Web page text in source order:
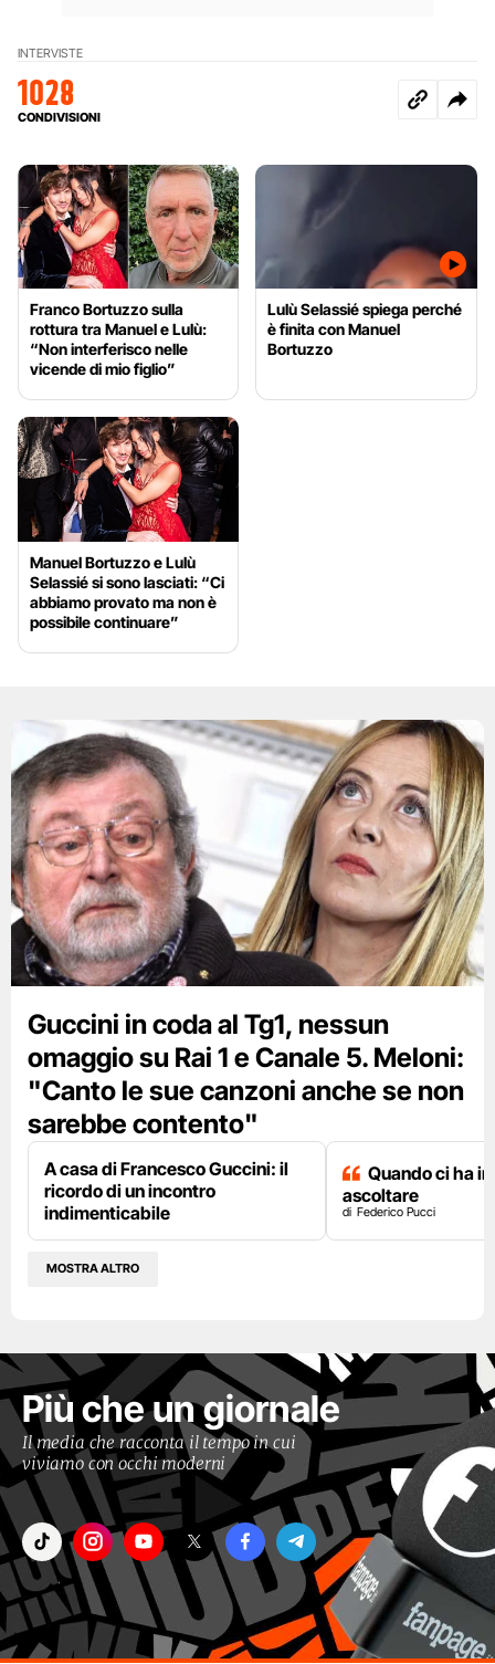
INTERVISTE
1028
CONDIVISIONI
Franco Bortuzzo sulla
rottura tra Manuel e Lulù:
“Non interferisco nelle
vicende di mio figlio”
Lulù Selassié spiega perché
è finita con Manuel
Bortuzzo
Manuel Bortuzzo e Lulù
Selassié si sono lasciati: “Ci
abbiamo provato ma non è
possibile continuare”
Guccini in coda al Tg1, nessun
omaggio su Rai 1 e Canale 5. Meloni:
"Canto le sue canzoni anche se non
sarebbe contento"
A casa di Francesco Guccini: il
ricordo di un incontro
indimenticabile
Quando ci ha
ascoltare
Federico Pucci
MOSTRA ALTRO
Più che un giornale
Il media che racconta il tempo in cui
viviamo con occhi moderni